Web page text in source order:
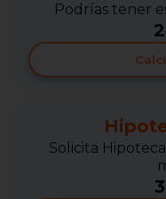
Podrías tener
Solicita